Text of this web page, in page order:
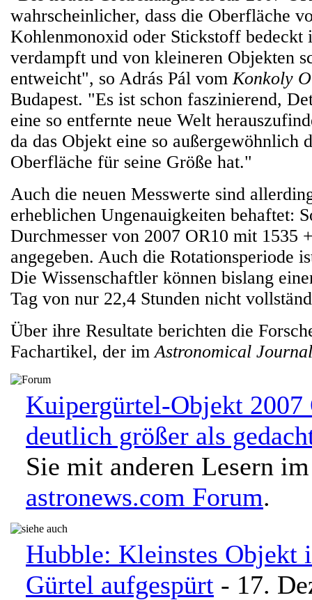
wahrscheinlicher, dass die Oberfläche
Kohlenmonoxid oder Stickstoff bedeckt
verdampft und von kleineren Objekten
entweicht", so Adrás Pál vomKonkoly
Budapest. "Es ist schon faszinierend,
eine so entfernte neue Welt
da das Objekt eine so außergewöhnlich
Oberfläche für seine Größe hat."
Auch die neuen Messwerte sind
erheblichen Ungenauigkeiten behaftet:
Durchmesser von 2007 OR10 mit 1535
angegeben. Auch die Rotationsperiode
Die Wissenschaftler können bislang
Tag von nur 22,4 Stunden nicht
Über ihre Resultate berichten die
Fachartikel, der imAstronomical Journal
Kuipergürtel-Objekt 2007
deutlich größer als
Sie mit anderen Lesern im
astronews.com Forum.
Hubble: Kleinstes Objekt
Gürtel aufgespürt - 17.